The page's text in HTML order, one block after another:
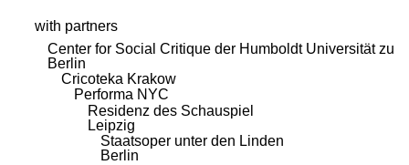
with partners
Center for Social Critique der Humboldt Universität zu
Berlin
Cricoteka Krakow
Performa NYC
Residenz des Schauspiel
Leipzig
Staatsoper unter den Linden
Berlin